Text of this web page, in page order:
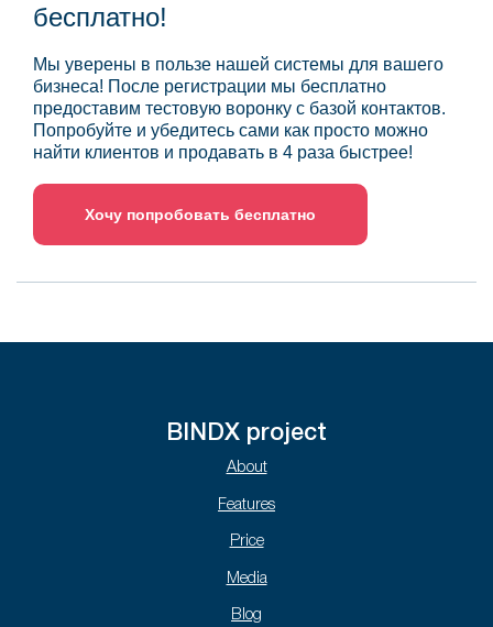
бесплатно!
Мы уверены в пользе нашей системы для вашего
бизнеса! После регистрации мы бесплатно
предоставим тестовую воронку с базой контактов.
Попробуйте и убедитесь сами как просто можно
найти клиентов и продавать в 4 раза быстрее!
Хочу попробовать бесплатно
BINDX project
About
Features
Price
Media
Blog